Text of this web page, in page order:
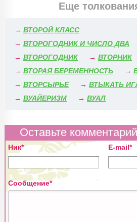
Еще
→ ВТОРОЙ КЛАСС
→ ВТОРОГОДНИК И ЧИСЛО ДВА
→ ВТОРОГОДНИК → ВТОРНИК
→ ВТОРАЯ БЕРЕМЕННОСТЬ →
→ ВТОРСЫРЬЕ → ВТЫКАТЬ
→ ВУАЙЕРИЗМ → ВУАЛ
Оставьте комментарий
Ник* E-mail*
Сообщение*